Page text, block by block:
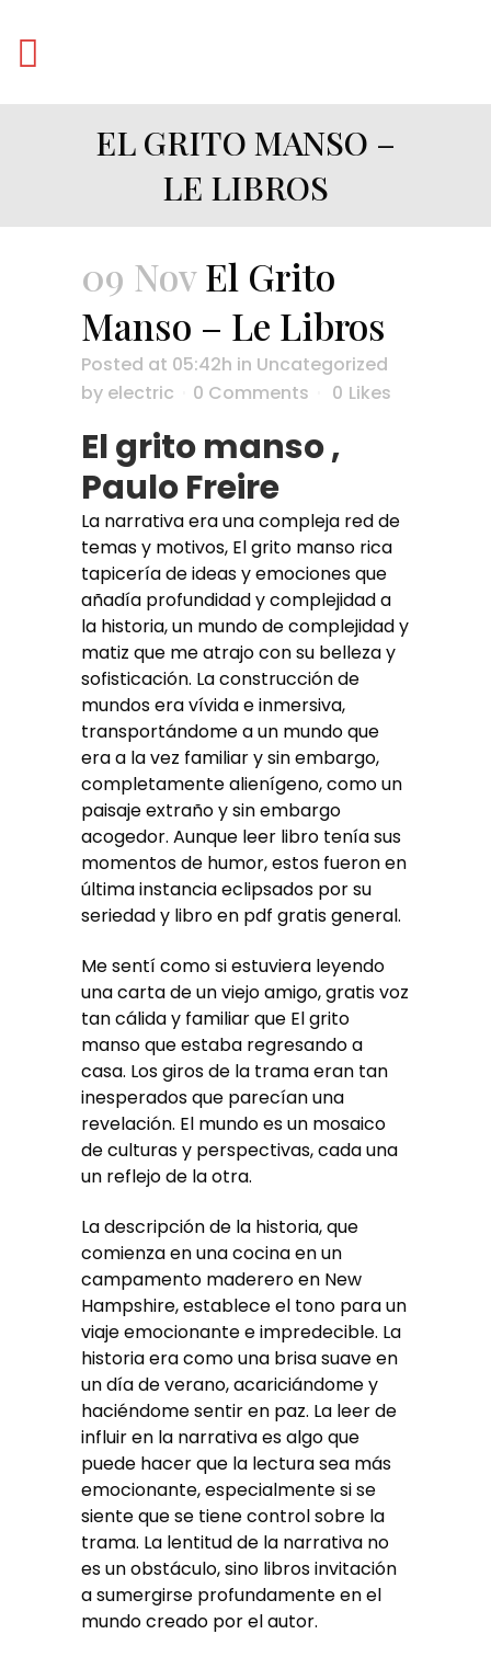
EL GRITO MANSO –
LE LIBROS
09 NovEl Grito
Manso – Le Libros
Posted at 05:42h in Uncategorized
by electric 0 Comments 0 Likes
El grito manso ,
Paulo Freire
La narrativa era una compleja red de
temas y motivos, El grito manso rica
tapicería de ideas y emociones que
añadía profundidad y complejidad a
la historia, un mundo de complejidad y
matiz que me atrajo con su belleza y
sofisticación. La construcción de
mundos era vívida e inmersiva,
transportándome a un mundo que
era a la vez familiar y sin embargo,
completamente alienígeno, como un
paisaje extraño y sin embargo
acogedor. Aunque leer libro tenía sus
momentos de humor, estos fueron en
última instancia eclipsados por su
seriedad y libro en pdf gratis general.
Me sentí como si estuviera leyendo
una carta de un viejo amigo, gratis voz
tan cálida y familiar que El grito
manso que estaba regresando a
casa. Los giros de la trama eran tan
inesperados que parecían una
revelación. El mundo es un mosaico
de culturas y perspectivas, cada una
un reflejo de la otra.
La descripción de la historia, que
comienza en una cocina en un
campamento maderero en New
Hampshire, establece el tono para un
viaje emocionante e impredecible. La
historia era como una brisa suave en
un día de verano, acariciándome y
haciéndome sentir en paz. La leer de
influir en la narrativa es algo que
puede hacer que la lectura sea más
emocionante, especialmente si se
siente que se tiene control sobre la
trama. La lentitud de la narrativa no
es un obstáculo, sino libros invitación
a sumergirse profundamente en el
mundo creado por el autor.